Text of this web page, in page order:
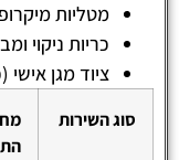
מטליות
כריות ניקוי
ציוד מגן
סוג השירות